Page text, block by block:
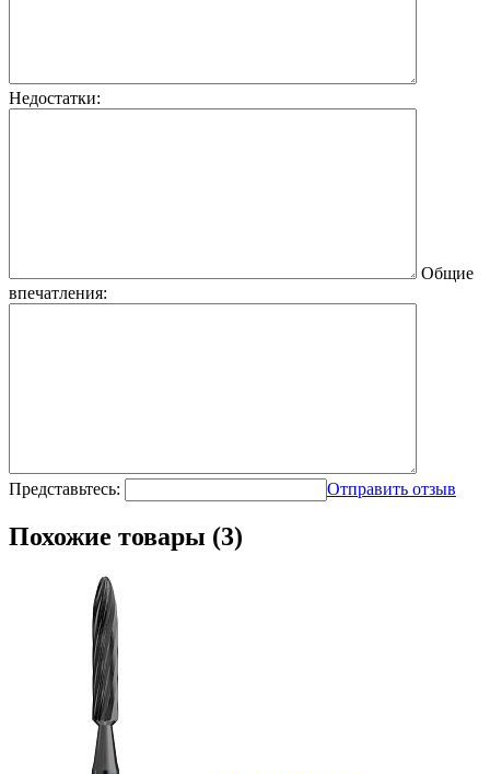
Недостатки:
Общие
впечатления:
Представьтесь: Отправить отзыв
Похожие товары (3)